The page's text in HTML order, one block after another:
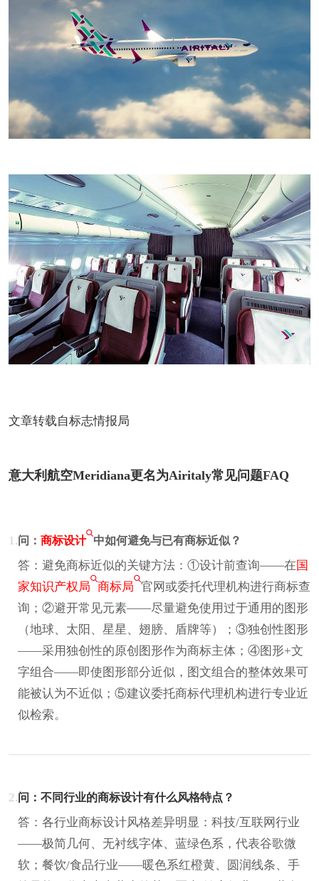
文章转载自标志情报局
意大利航空Meridiana更名为Airitaly常见问题FAQ
1.问： 商标设计 中如何避免与已有商标近似？
答：避免商标近似的关键方法：①设计前查询——在国
家知识产权局 商标局 官网或委托代理机构进行商标查
询；②避开常见元素——尽量避免使用过于通用的图形
（地球、太阳、星星、翅膀、盾牌等）；③独创性图形
——采用独创性的原创图形作为商标主体；④图形+文
字组合——即使图形部分近似，图文组合的整体效果可
能被认为不近似；⑤建议委托商标代理机构进行专业近
似检索。
2.问：不同行业的商标设计有什么风格特点？
答：各行业商标设计风格差异明显：科技/互联网行业
——极简几何、无衬线字体、蓝绿色系，代表谷歌微
软；餐饮/食品行业——暖色系红橙黄、圆润线条、手